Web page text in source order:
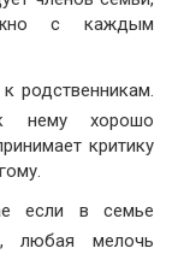
с каждым
родственникам.
нему хорошо
критику
если в семье
любая мелочь